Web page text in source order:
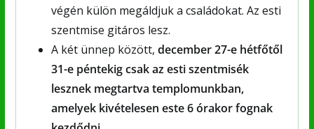
végén külön megáldjuk a családokat. Az esti
szentmise gitáros lesz.
A két ünnep között, december 27-e hétfőtől
31-e péntekig csak az esti szentmisék
lesznek megtartva templomunkban,
amelyek kivételesen este 6 órakor fognak